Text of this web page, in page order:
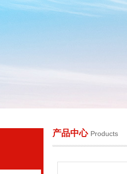
有限公司
产品中心 Products